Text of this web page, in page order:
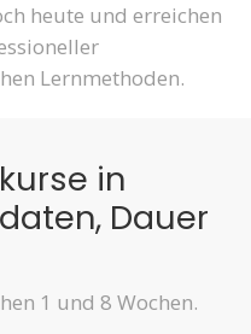
heute und erreichen
Lernmethoden.
in
Dauer
1 und 8 Wochen.